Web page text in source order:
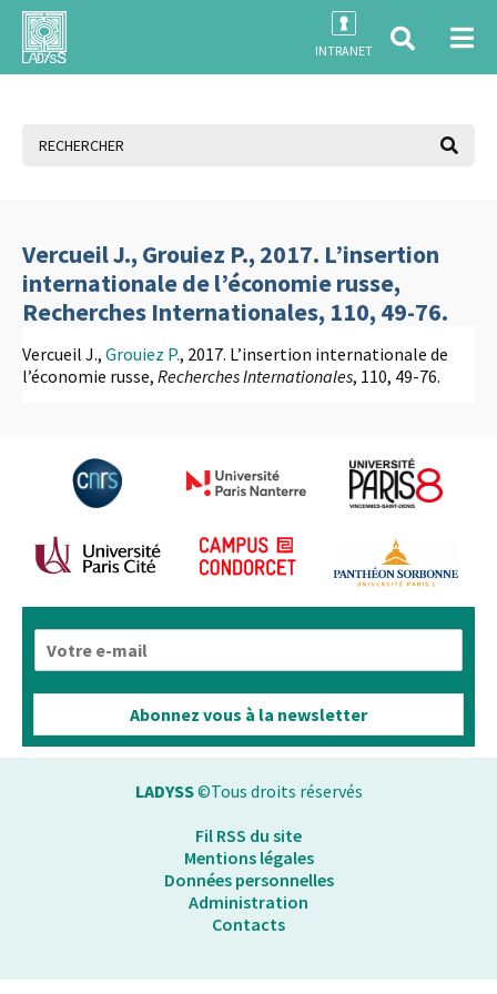
INTRANET
Vercueil J., Grouiez P., 2017. L’insertion
internationale de l’économie russe,
Recherches Internationales, 110, 49-76.
Vercueil J., Grouiez P., 2017. L’insertion internationale de
l’économie russe, Recherches Internationales, 110, 49-76.
l
Abonnez vous à la newsletter
LADYSS©Tous droits réservés
Fil RSS du site
Mentions légales
Données personnelles
Administration
Contacts